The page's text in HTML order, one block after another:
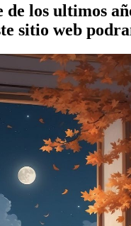
los ultimos
sitio web